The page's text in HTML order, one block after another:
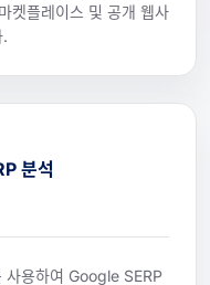
켓플레이스 및 공개 웹사
분석
용하여 Google SERP